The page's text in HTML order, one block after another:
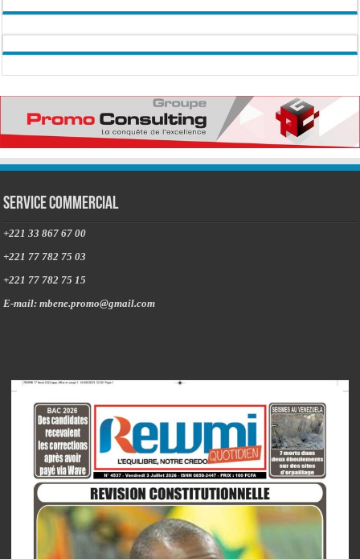
Service commercial
+221 33 867 67 00
+221 77 782 75 03
+221 77 782 75 15
E-mail: mbene.promo@gmail.com